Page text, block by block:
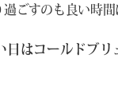
ごすのも良い時間
日はコールドブリ